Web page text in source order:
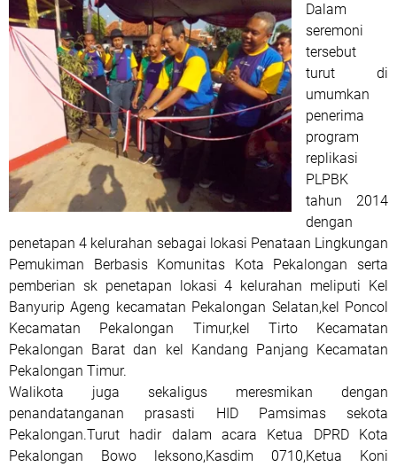
Dalam
seremoni
tersebut
turut di
umumkan
penerima
program
replikasi
PLPBK
tahun 2014
dengan
penetapan 4 kelurahan sebagai lokasi Penataan Lingkungan
Pemukiman Berbasis Komunitas Kota Pekalongan serta
pemberian sk penetapan lokasi 4 kelurahan meliputi Kel
Banyurip Ageng kecamatan Pekalongan Selatan,kel Poncol
Kecamatan Pekalongan Timur,kel Tirto Kecamatan
Pekalongan Barat dan kel Kandang Panjang Kecamatan
Pekalongan Timur.
Walikota juga sekaligus meresmikan dengan
penandatanganan prasasti HID Pamsimas sekota
Pekalongan.Turut hadir dalam acara Ketua DPRD Kota
Pekalongan Bowo leksono,Kasdim 0710,Ketua Koni